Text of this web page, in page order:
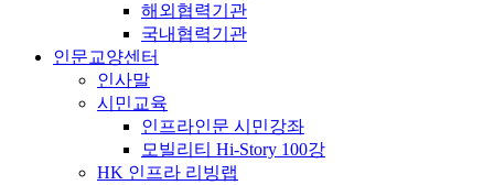
해외협력기관
국내협력기관
인문교양센터
인사말
시민교육
인프라인문 시민강좌
모빌리티 Hi-Story 100강
HK 인프라 리빙랩